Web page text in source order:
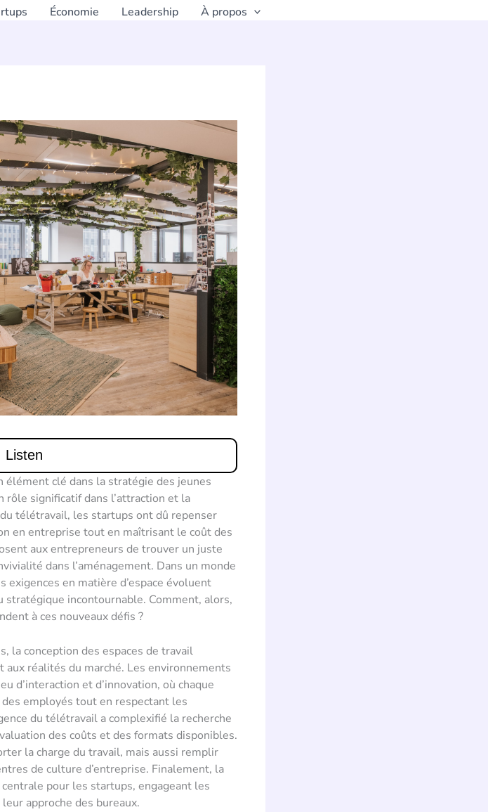
Économie Leadership À propos
élément clé dans la stratégie des jeunes
rôle significatif dans l’attraction et la
télétravail, les startups ont dû repenser
en entreprise tout en maîtrisant le coût des
aux entrepreneurs de trouver un juste
dans l’aménagement. Dans un monde
en matière d’espace évoluent
stratégique incontournable. Comment, alors,
à ces nouveaux défis ?
la conception des espaces de travail
aux réalités du marché. Les environnements
d’interaction et d’innovation, où chaque
employés tout en respectant les
du télétravail a complexifié la recherche
des coûts et des formats disponibles.
la charge du travail, mais aussi remplir
de culture d’entreprise. Finalement, la
pour les startups, engageant les
approche des bureaux.